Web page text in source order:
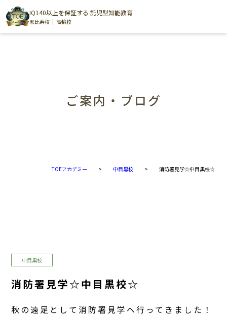
IQ140以上を保証する 託児型知能教育
恵比寿校 高輪校
ご案内・ブログ
TOEアカデミー > 中目黒校 > 消防署見学☆中目黒校☆
中目黒校
消防署見学☆中目黒校☆
秋の遠足として消防署見学へ行ってきました！